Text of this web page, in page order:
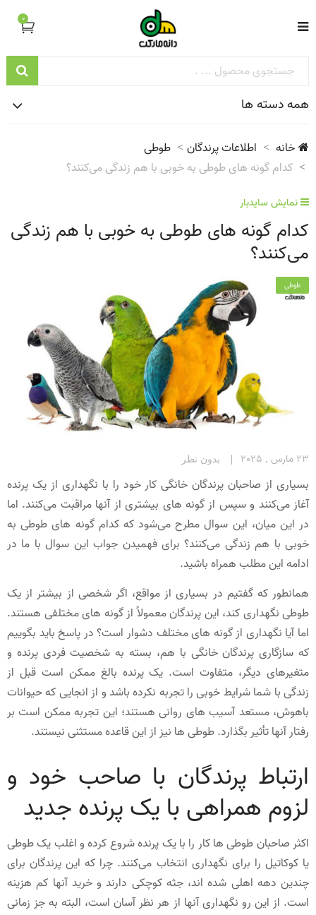
0
همه دسته ها
خانه اطلاعات پرندگان
طوطی
کدام گونه های طوطی به خوبی با هم زندگی می‌کنند؟
نمایش سایدبار
کدام گونه های طوطی به خوبی با هم زندگی
می‌کنند؟
طوطی
23 مارس , 2025 بدون نظر
بسیاری از صاحبان پرندگان خانگی کار خود را با نگهداری از یک پرنده
آغاز می‌کنند و سپس از گونه های بیشتری از آنها مراقبت می‌کنند. اما
در این میان، این سوال مطرح می‌شود که کدام گونه های طوطی به
خوبی با هم زندگی می‌کنند؟ برای فهمیدن جواب این سوال با ما در
ادامه این مطلب همراه باشید.
همانطور که گفتیم در بسیاری از مواقع، اگر شخصی از بیشتر از یک
طوطی نگهداری کند، این پرندگان معمولاً از گونه های مختلفی هستند.
اما آیا نگهداری از گونه های مختلف دشوار است؟ در پاسخ باید بگوییم
که سازگاری پرندگان خانگی با هم، بسته به شخصیت فردی پرنده و
متغیرهای دیگر، متفاوت است. یک پرنده بالغ ممکن است قبل از
زندگی با شما شرایط خوبی را تجربه نکرده باشد و از انجایی که حیوانات
باهوش، مستعد آسیب های روانی هستند؛ این تجربه ممکن است بر
رفتار آنها تأثیر بگذارد. طوطی ها نیز از این قاعده مستثنی نیستند.
ارتباط پرندگان با صاحب خود و
لزوم همراهی با یک پرنده جدید
اکثر صاحبان طوطی ها کار را با یک پرنده شروع کرده و اغلب یک طوطی
یا کوکاتیل را برای نگهداری انتخاب می‌کنند. چرا که این پرندگان برای
چندین دهه اهلی شده اند، جثه کوچکی دارند و خرید آنها کم هزینه
است. از این رو نگهداری آنها از هر نظر آسان است، البته به جز زمانی